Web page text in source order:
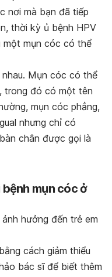
nơi mà bạn đã tiếp
thời kỳ ủ bệnh HPV
một mụn cóc có thể
Mụn cóc có thể
trong đó có một tên
mụn cóc phẳng,
nhưng chỉ có
chân được gọi là
mụn cóc ở
hưởng đến trẻ em
cách giảm thiểu
bác sĩ để biết thêm